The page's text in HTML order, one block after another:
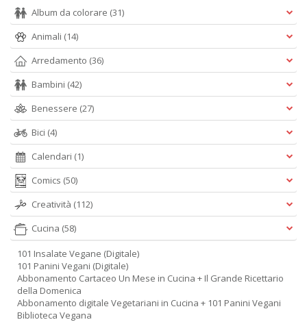
Album da colorare (31)
Animali (14)
Arredamento (36)
Bambini (42)
Benessere (27)
Bici (4)
Calendari (1)
Comics (50)
Creatività (112)
Cucina (58)
101 Insalate Vegane (Digitale)
101 Panini Vegani (Digitale)
Abbonamento Cartaceo Un Mese in Cucina + Il Grande Ricettario
della Domenica
Abbonamento digitale Vegetariani in Cucina + 101 Panini Vegani
Biblioteca Vegana